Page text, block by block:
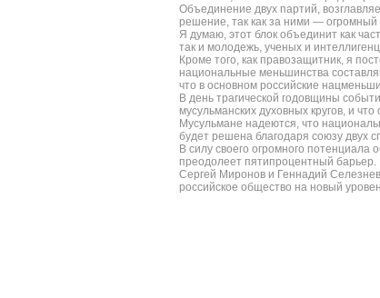
Объединение двух партий,
решение, так как за ними —
Я думаю, этот блок объединит как
так и молодежь, ученых и
Кроме того, как правозащитник, я
национальные меньшинства
что в основном российские
В день трагической годовщины
мусульманских духовных кругов, и
Мусульмане надеются, что
будет решена благодаря союзу двух
В силу своего огромного
преодолеет пятипроцентный барьер.
Сергей Миронов и Геннадий
российское общество на новый